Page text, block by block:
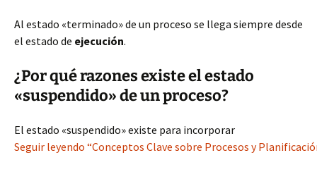
Al estado «terminado» de un proceso se llega siempre desde
el estado de ejecución.
¿Por qué razones existe el estado
«suspendido» de un proceso?
El estado «suspendido» existe para incorporar
Seguir leyendo “Conceptos Clave sobre Procesos y